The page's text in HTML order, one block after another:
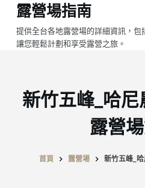
跳
至
主
露營場指南
提供全台各地露營場的詳細資訊，包
讓您輕鬆計劃和享受露營之旅。
新竹五峰_哈
露營
首頁 露營場 新竹五峰_